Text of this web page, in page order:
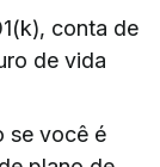
conta de
de vida
se você é